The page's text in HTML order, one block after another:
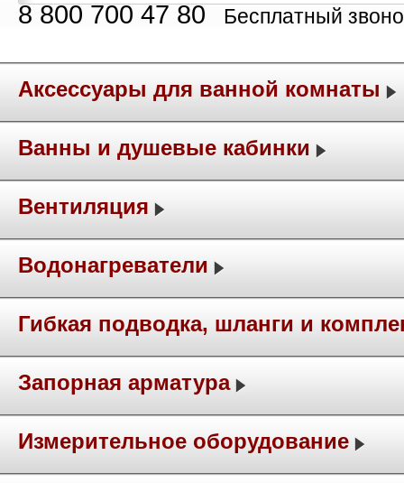
8 800 700 47 80 Бесплатный
Аксессуары для ванной комнаты
Ванны и душевые кабинки
Вентиляция
Водонагреватели
Гибкая подводка, шланги и
Запорная арматура
Измерительное оборудование